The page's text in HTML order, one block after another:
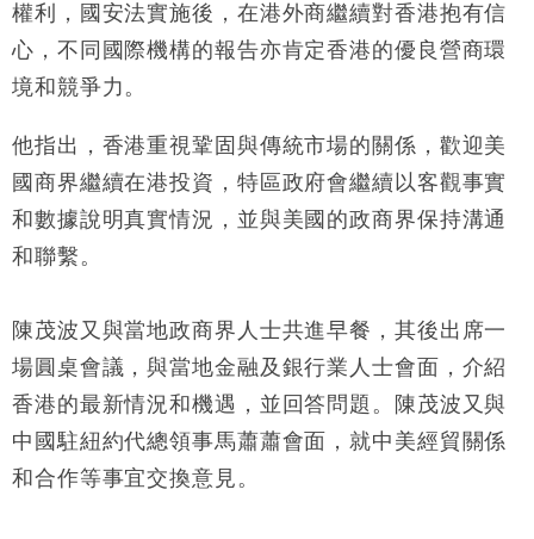
權利，國安法實施後，在港外商繼續對香港抱有信
心，不同國際機構的報告亦肯定香港的優良營商環
境和競爭力。
他指出，香港重視鞏固與傳統市場的關係，歡迎美
國商界繼續在港投資，特區政府會繼續以客觀事實
和數據說明真實情況，並與美國的政商界保持溝通
和聯繫。
陳茂波又與當地政商界人士共進早餐，其後出席一
場圓桌會議，與當地金融及銀行業人士會面，介紹
香港的最新情況和機遇，並回答問題。陳茂波又與
中國駐紐約代總領事馬蕭蕭會面，就中美經貿關係
和合作等事宜交換意見。